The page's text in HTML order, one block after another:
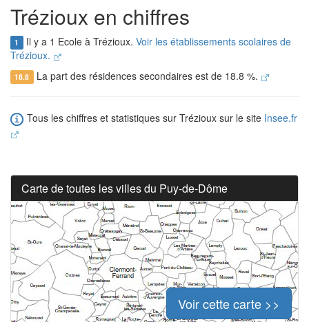
Trézioux en chiffres
1 Il y a 1 Ecole à Trézioux. Voir les établissements scolaires de
Trézioux.
18.8 La part des résidences secondaires est de 18.8 %.
Tous les chiffres et statistiques sur Trézioux sur le site Insee.fr
Carte de toutes les villes du Puy-de-Dôme
Voir cette carte >>